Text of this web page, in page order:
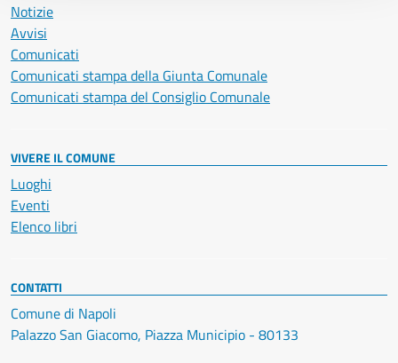
Notizie
Avvisi
Comunicati
Comunicati stampa della Giunta Comunale
Comunicati stampa del Consiglio Comunale
VIVERE IL COMUNE
Luoghi
Eventi
Elenco libri
CONTATTI
Comune di Napoli
Palazzo San Giacomo, Piazza Municipio - 80133